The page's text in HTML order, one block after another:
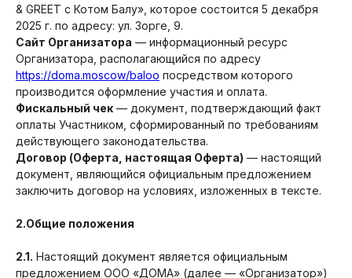
& GREET с Котом Балу», которое состоится 5 декабря
2025 г. по адресу: ул. Зорге, 9.
Сайт Организатора — информационный ресурс
Организатора, располагающийся по адресу
https://doma.moscow/baloo посредством которого
производится оформление участия и оплата.
Фискальный чек — документ, подтверждающий факт
оплаты Участником, сформированный по требованиям
действующего законодательства.
Договор (Оферта, настоящая Оферта) — настоящий
документ, являющийся официальным предложением
заключить договор на условиях, изложенных в тексте.
2.Общие положения
2.1. Настоящий документ является официальным
предложением ООО «ДОМА» (далее — «Организатор»)